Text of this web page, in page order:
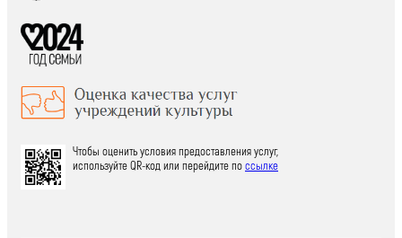
Чтобы оценить условия предоставления услуг,
используйте QR-код или перейдите поссылке